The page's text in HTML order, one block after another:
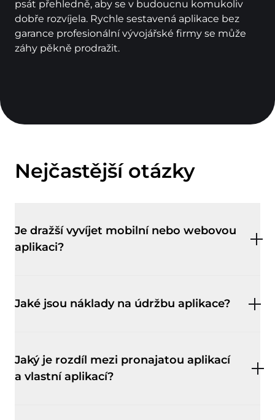
psát přehledně, aby se v budoucnu komukoliv
dobře rozvíjela. Rychle sestavená aplikace bez
garance profesionální vývojářské firmy se může
záhy pěkně prodražit.
Nejčastější otázky
Je dražší vyvíjet mobilní nebo webovou
aplikaci?
Jaké jsou náklady na údržbu aplikace?
Jaký je rozdíl mezi pronajatou aplikací
a vlastní aplikací?